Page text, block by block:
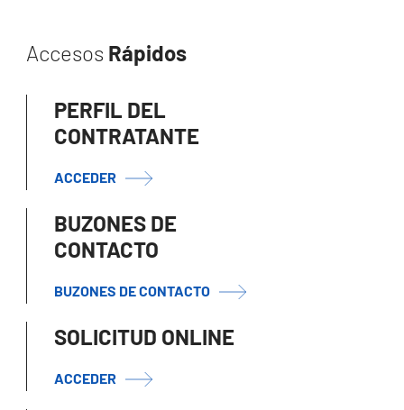
Accesos Rápidos
PERFIL DEL
CONTRATANTE
ACCEDER
BUZONES DE
CONTACTO
BUZONES DE CONTACTO
SOLICITUD ONLINE
ACCEDER